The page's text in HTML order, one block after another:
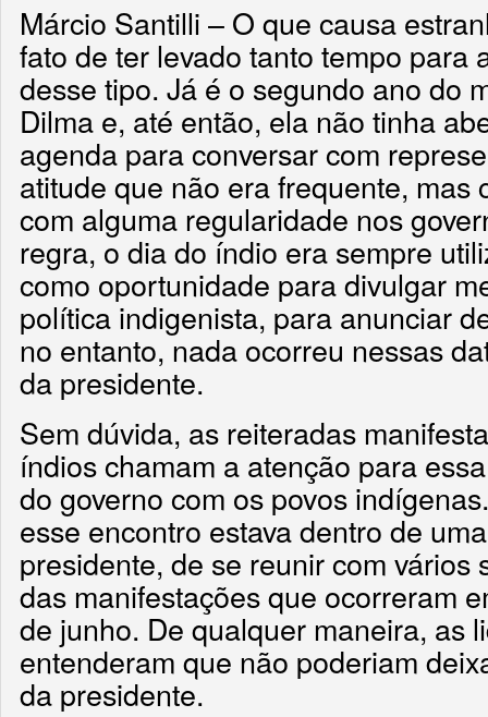
Márcio Santilli – O que causa
fato de ter levado tanto tempo para
desse tipo. Já é o segundo ano do
Dilma e, até então, ela não tinha
agenda para conversar com
atitude que não era frequente, mas
com alguma regularidade nos
regra, o dia do índio era sempre
como oportunidade para divulgar
política indigenista, para anunciar
no entanto, nada ocorreu nessas
da presidente.
Sem dúvida, as reiteradas
índios chamam a atenção para
do governo com os povos
esse encontro estava dentro de
presidente, de se reunir com vários
das manifestações que ocorreram
de junho. De qualquer maneira, as
entenderam que não poderiam
da presidente.